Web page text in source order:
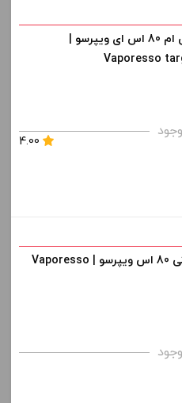
قیمت ، گزینه های محصول را
ویپ تارگت پی ام 80 اس ای ویپرسو |
Vaporesso
4.00
قیمت ، گزینه های محصول را
ویپ جن پی تی 80 اس ویپرسو | Vaporesso